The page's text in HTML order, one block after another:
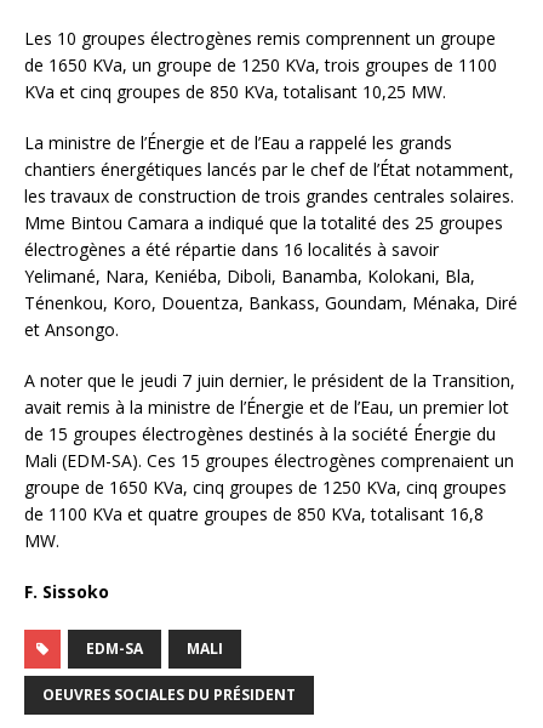
Les 10 groupes électrogènes remis comprennent un groupe
de 1650 KVa, un groupe de 1250 KVa, trois groupes de 1100
KVa et cinq groupes de 850 KVa, totalisant 10,25 MW.
La ministre de l’Énergie et de l’Eau a rappelé les grands
chantiers énergétiques lancés par le chef de l’État notamment,
les travaux de construction de trois grandes centrales solaires.
Mme Bintou Camara a indiqué que la totalité des 25 groupes
électrogènes a été répartie dans 16 localités à savoir
Yelimané, Nara, Keniéba, Diboli, Banamba, Kolokani, Bla,
Ténenkou, Koro, Douentza, Bankass, Goundam, Ménaka, Diré
et Ansongo.
A noter que le jeudi 7 juin dernier, le président de la Transition,
avait remis à la ministre de l’Énergie et de l’Eau, un premier lot
de 15 groupes électrogènes destinés à la société Énergie du
Mali (EDM-SA). Ces 15 groupes électrogènes comprenaient un
groupe de 1650 KVa, cinq groupes de 1250 KVa, cinq groupes
de 1100 KVa et quatre groupes de 850 KVa, totalisant 16,8
MW.
F. Sissoko
EDM-SA MALI
OEUVRES SOCIALES DU PRÉSIDENT